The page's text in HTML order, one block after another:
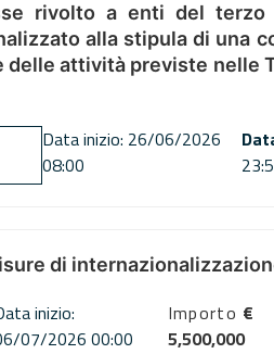
rivolto a enti del
alla stipula di una
attività previste nelle
Data inizio: 26/06/2026
08:00
di
inizio:
07/2026 00:00
Importo €
5,500,000